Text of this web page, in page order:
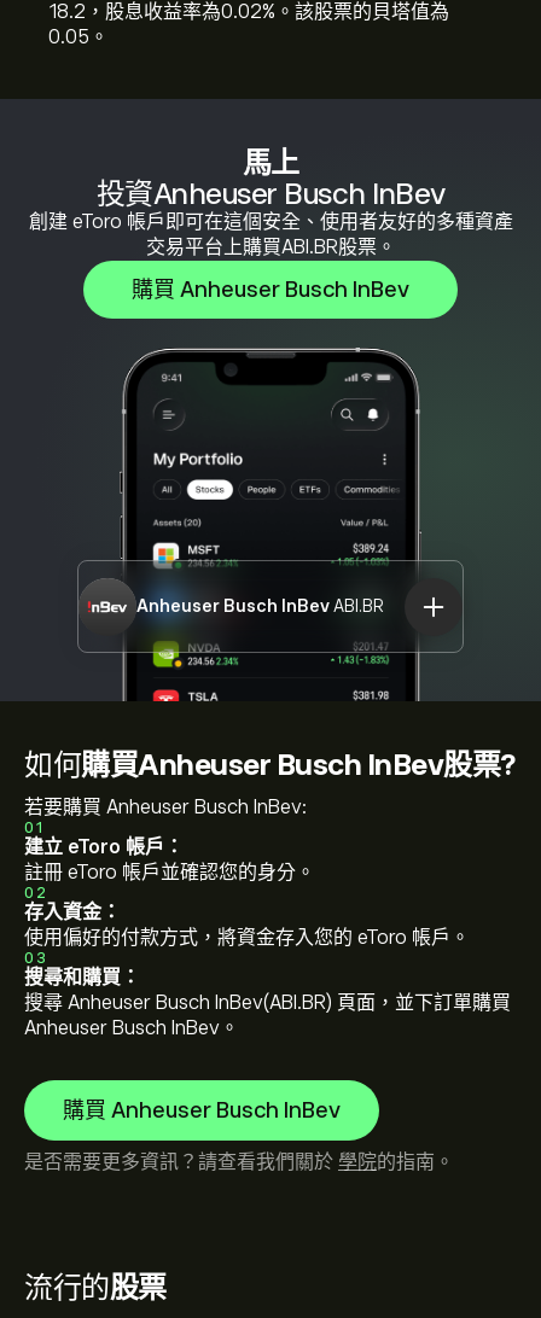
馬上
投資Anheuser Busch InBev
創建 eToro 帳戶即可在這個安全、使用者友好的多種資產
交易平台上購買ABI.BR股票。
購買 Anheuser Busch InBev
Anheuser Busch InBevABI.BR
流行的股票
18.2，股息收益率為0.02%。該股票的貝塔值為
0.05。
如何購買Anheuser Busch InBev股票?
若要購買 Anheuser Busch InBev:
01
建立 eToro 帳戶：
註冊 eToro 帳戶並確認您的身分。
02
存入資金：
使用偏好的付款方式，將資金存入您的 eToro 帳戶。
03
搜尋和購買：
搜尋 Anheuser Busch InBev(ABI.BR) 頁面，並下訂單購買
Anheuser Busch InBev。
購買 Anheuser Busch InBev
是否需要更多資訊？請查看我們關於 學院的指南。